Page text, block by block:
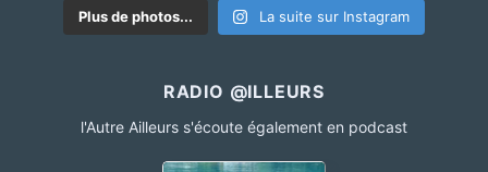
Plus de photos... La suite sur Instagram
RADIO @ILLEURS
l'Autre Ailleurs s'écoute également en podcast